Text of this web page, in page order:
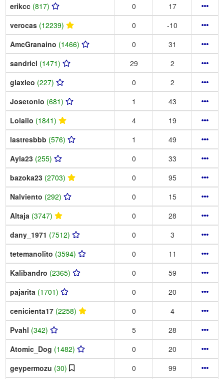
erikcc (817) 0
17
verocas (12239) 0
-10
AmcGranaino (1466) 0
31
sandricl (1471) 29
2
glaxleo (227) 0
2
Josetonio (681) 1
43
Lolailo (1841) 4
19
lastresbbb (576) 1
49
Ayla23 (255) 0
33
bazoka23 (2703) 0
95
Nalviento (292) 0
15
Altaja (3747) 0
28
dany_1971 (7512) 0
3
tetemanolito (3594) 0
11
Kalibandro (2365) 0
59
pajarita (1701) 0
20
cenicienta17 (2258) 0
4
Pvahl (342) 5
28
Atomic_Dog (1482) 0
20
geypermozu (30) 0
99